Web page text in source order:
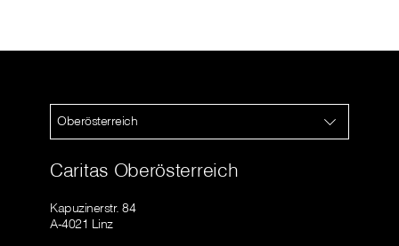
Oberösterreich
Caritas Oberösterreich
Kapuzinerstr. 84
A-4021 Linz